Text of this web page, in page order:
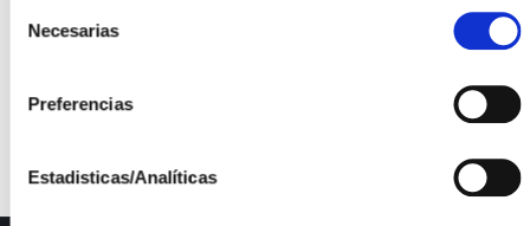
Necesarias
Preferencias
Estadisticas/Analíticas
CPV. Todo esto facilitará que los precios sean más
de un modo desigual, dependiendo de la dureza de la